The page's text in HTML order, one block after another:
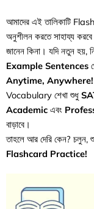
আমাদের এই তালিকাটি
অনুশীলন করতে সাহায্য
জানেন কিনা। যদি নতুন হয়,
Example Sentences
Anytime, Anywhere!
Vocabulary শেখা শুধু
Academic এবং
বাড়াবে।
তাহলে আর দেরি কেন? চলুন,
Flashcard Practice!